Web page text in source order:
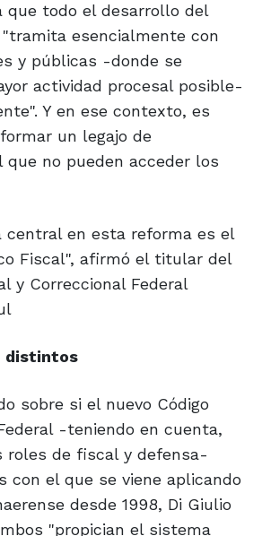
que todo el desarrollo del
esencialmente con
y públicas -donde se
actividad procesal posible-
Y en ese contexto, es
un legajo de
que no pueden acceder los
central en esta reforma es el
Fiscal", afirmó el titular del
y Correccional Federal
distintos
sobre si el nuevo Código
-teniendo en cuenta,
roles de fiscal y defensa-
con el que se viene aplicando
desde 1998, Di Giulio
"propician el sistema